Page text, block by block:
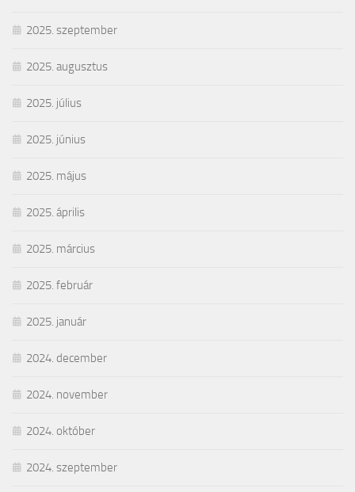
2025. szeptember
2025. augusztus
2025. július
2025. június
2025. május
2025. április
2025. március
2025. február
2025. január
2024. december
2024. november
2024. október
2024. szeptember